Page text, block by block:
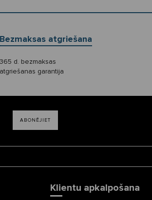
Bezmaksas atgriešana
365 d. bezmaksas
atgriešanas garantija
ABONĒJIET
Klientu apkalpošana